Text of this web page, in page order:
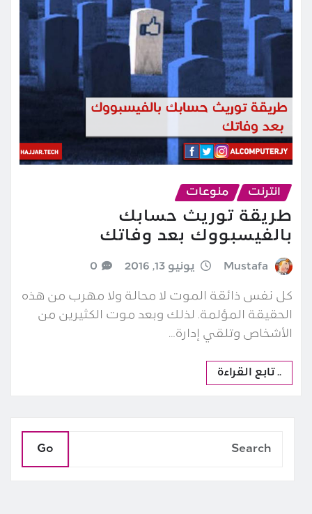
انترنت منوعات
طريقة توريث حسابك
بالفيسبووك بعد وفاتك
Mustafa يونيو 13, 2016 0
كل نفس ذائقة الموت لا محالة ولا مهرب من هذه
الحقيقة المؤلمة. لذلك وبعد موت الكثيرين من
الأشخاص وتلقي إدارة…
.. تابع القراءة
Go